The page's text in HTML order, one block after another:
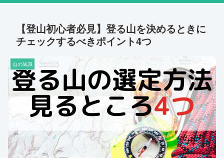
【登山初心者必見】登る山を決めるときに
チェックするべきポイント4つ
山の知識